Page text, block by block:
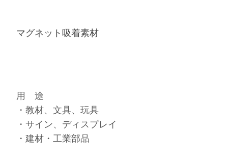
マグネット吸着素材
用 途
・教材、文具、玩具
・サイン、ディスプレイ
・建材・工業部品